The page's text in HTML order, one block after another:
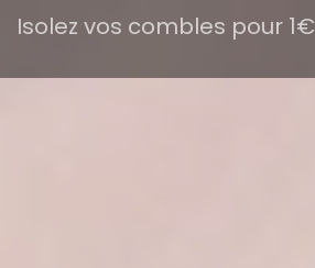
Isolez vos combles pour 1€